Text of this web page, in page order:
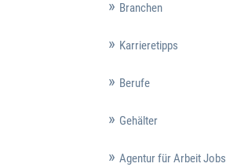
Branchen
Karrieretipps
Berufe
Gehälter
Agentur für Arbeit Jobs